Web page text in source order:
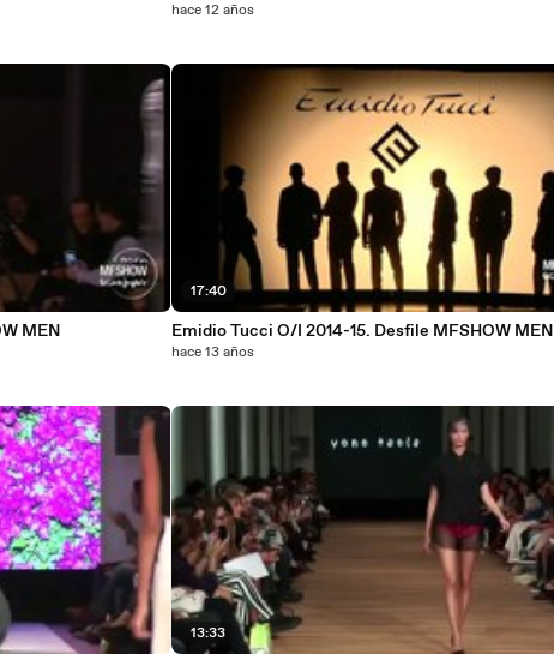
MEN
hace 12 años
17:40
Emidio Tucci O/I 2014-15. Desfile MFSHOW MEN
hace 13 años
13:33